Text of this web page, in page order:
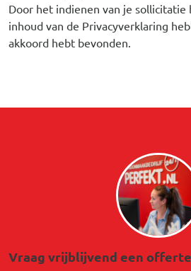
Door het indienen van je sollicitatie
inhoud van de Privacyverklaring
akkoord hebt bevonden.
Afbeelding
Vraag vrijblijvend een